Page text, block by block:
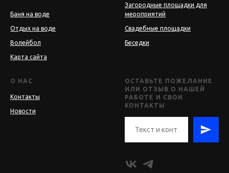
Баня на воде
Отдых на воде
Волейбол
Карта сайта
Загородные площадки для
мероприятий
Свадебные площадки
Беседки
О НАС
Контакты
Новости
ОСТАВЬТЕ ПОЖЕЛАНИЕ
ИЛИ ОТЗЫВ О НАШЕЙ
РАБОТЕ И СВОИ
КОНТАКТЫ